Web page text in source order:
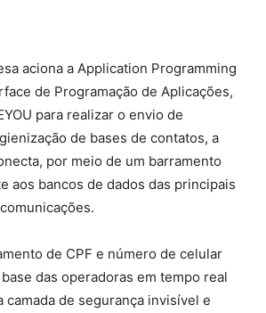
aciona a Application Programming
de Programação de Aplicações,
para realizar o envio de
de bases de contatos, a
por meio de um barramento
aos bancos de dados das principais
de CPF e número de celular
das operadoras em tempo real
camada de segurança invisível e